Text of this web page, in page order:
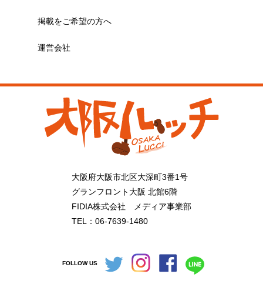
掲載をご希望の方へ
運営会社
大阪府大阪市北区大深町3番1号
グランフロント大阪 北館6階
FIDIA株式会社 メディア事業部
TEL：06-7639-1480
FOLLOW US